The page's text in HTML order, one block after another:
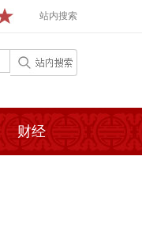
站内搜索
财经